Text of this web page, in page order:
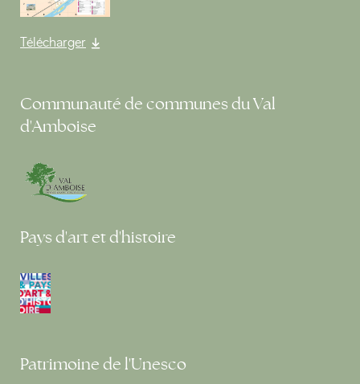
Télécharger
Communauté de communes du Val
d'Amboise
Pays d'art et d'histoire
Patrimoine de l'Unesco